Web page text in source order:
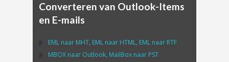
Converteren van Outlook-Items
en E-mails
EML naar MHT, EML naar HTML, EML naar RTF
MBOX naar Outlook, MailBox naar PST